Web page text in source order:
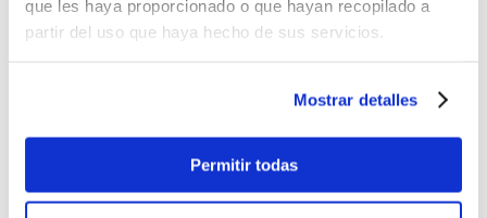
que les haya proporcionado o que hayan recopilado a
partir del uso que haya hecho de sus servicios.
Mostrar detalles
Permitir todas